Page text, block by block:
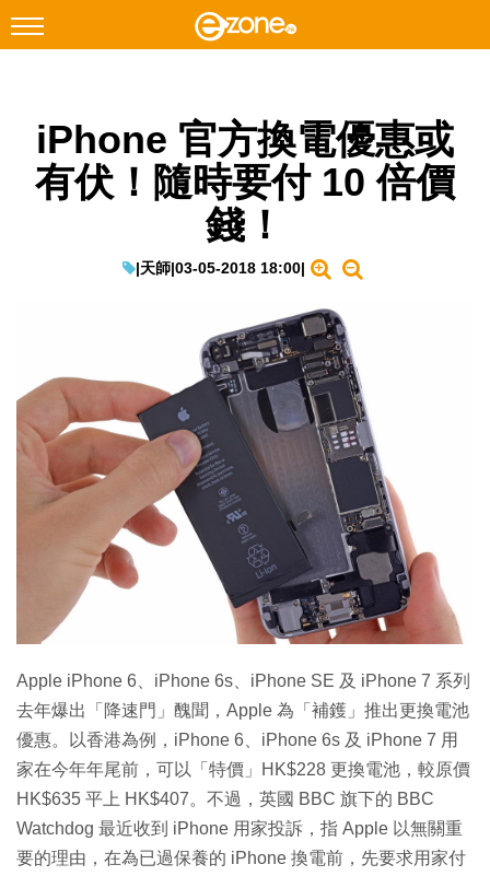
Facebook Instagram
科技焦點
IT Times
生成式AI與雲端應用
Enterprise Digital Transformation
iPhone 官方換電優惠或
有伏！隨時要付 10 倍價
錢！
|天師|03-05-2018 18:00|
Apple iPhone 6、iPhone 6s、iPhone SE 及 iPhone 7 系列
去年爆出「降速門」醜聞，Apple 為「補鑊」推出更換電池
優惠。以香港為例，iPhone 6、iPhone 6s 及 iPhone 7 用
家在今年年尾前，可以「特價」HK$228 更換電池，較原價
HK$635 平上 HK$407。不過，英國 BBC 旗下的 BBC
Watchdog 最近收到 iPhone 用家投訴，指 Apple 以無關重
要的理由，在為已過保養的 iPhone 換電前，先要求用家付